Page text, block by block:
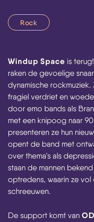
Rock
Windup Space is
raken de gevoelige
dynamische rockmuziek.
fragiel verdriet en
door emo bands als
met een knipoog naar
presenteren ze hun
opent de band met
over thema’s als
staan de mannen
optredens, waarin ze
schreeuwen.
De support komt van